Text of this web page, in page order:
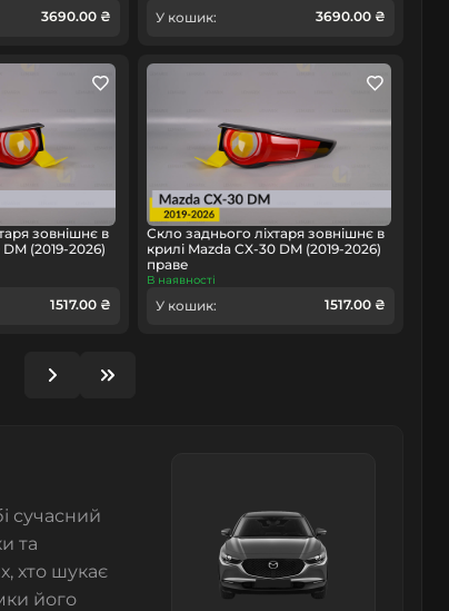
3690.00 ₴ У кошик: 3690.00 ₴
зовнішнє в
(2019-2026)
1517.00 ₴
Скло заднього ліхтаря зовнішнє в
крилі Mazda CX-30 DM (2019-2026)
праве
В наявності
У кошик: 1517.00 ₴
сучасний
та
хто шукає
його